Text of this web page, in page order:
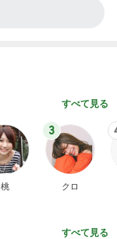
すべて見る
桃
3
クロ
すべて見る